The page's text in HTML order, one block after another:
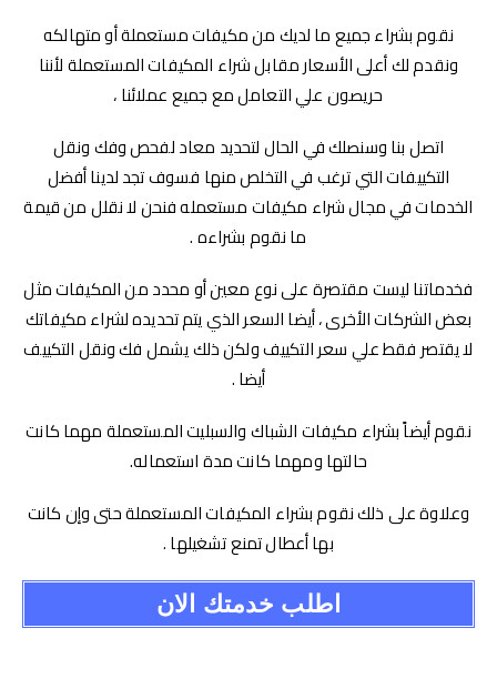
نقوم بشراء جميع ما لديك من مكيفات مستعملة أو متهالكه
ونقدم لك أعلى الأسعار مقابل شراء المكيفات المستعملة لأننا
حريصون علي التعامل مع جميع عملائنا ،
اتصل بنا وسنصلك في الحال لتحديد معاد لفحص وفك ونقل
التكييفات التي ترغب في التخلص منها فسوف تجد لدينا أفضل
الخدمات في مجال شراء مكيفات مستعمله فنحن لا نقلل من قيمة
ما نقوم بشراءه .
فخدماتنا ليست مقتصرة على نوع معين أو محدد من المكيفات مثل
بعض الشركات الأخرى ، أيضا السعر الذي يتم تحديده لشراء مكيفاتك
لا يقتصر فقط علي سعر التكييف ولكن ذلك يشمل فك ونقل التكييف
أيضا .
نقوم أيضاً بشراء مكيفات الشباك والسبليت المستعملة مهما كانت
حالتها ومهما كانت مدة استعماله.
وعلاوة على ذلك نقوم بشراء المكيفات المستعملة حتى وإن كانت
بها أعطال تمنع تشغيلها .
اطلب خدمتك الان